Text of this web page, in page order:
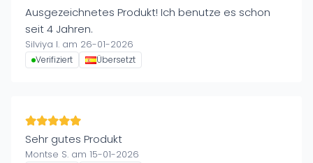
Ausgezeichnetes Produkt! Ich benutze es schon
seit 4 Jahren.
Silviya I. am 26-01-2026
Verifiziert Übersetzt
Sehr gutes Produkt
Montse S. am 15-01-2026